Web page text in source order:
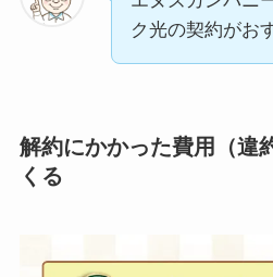
ク光の契約がお
解約にかかった費用（違
くる